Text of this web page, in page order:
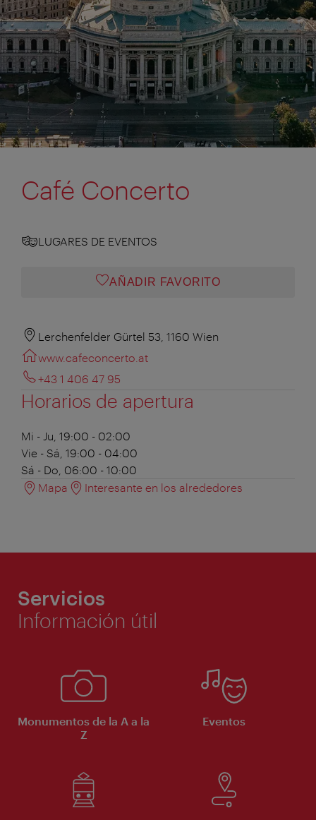
Café Concerto
LUGARES DE EVENTOS
AÑADIR FAVORITO
Lerchenfelder Gürtel 53, 1160 Wien
www.cafeconcerto.at
+43 1 406 47 95
Horarios de apertura
Mi - Ju, 19:00 - 02:00
Vie - Sá, 19:00 - 04:00
Sá - Do, 06:00 - 10:00
Mapa
Interesante en los alrededores
Servicios
Información útil
Monumentos de la A a la
Z
Eventos